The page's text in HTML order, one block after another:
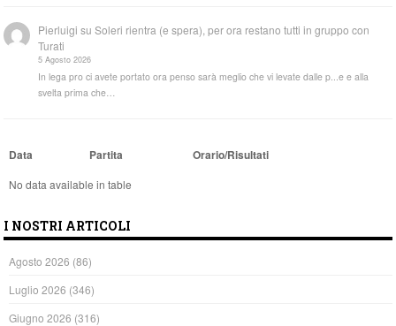
Pierluigi suSoleri rientra (e spera), per ora restano tutti in gruppo con
Turati
5 Agosto 2026
In lega pro ci avete portato ora penso sarà meglio che vi levate dalle p...e e alla
svelta prima che…
Data Partita Orario/Risultati
No data available in table
I NOSTRI ARTICOLI
Agosto 2026 (86)
Luglio 2026 (346)
Giugno 2026 (316)